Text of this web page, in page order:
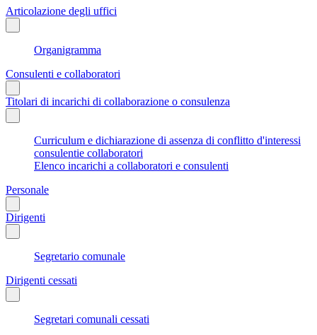
Articolazione degli uffici
Organigramma
Consulenti e collaboratori
Titolari di incarichi di collaborazione o consulenza
Curriculum e dichiarazione di assenza di conflitto d'interessi
consulentie collaboratori
Elenco incarichi a collaboratori e consulenti
Personale
Dirigenti
Segretario comunale
Dirigenti cessati
Segretari comunali cessati